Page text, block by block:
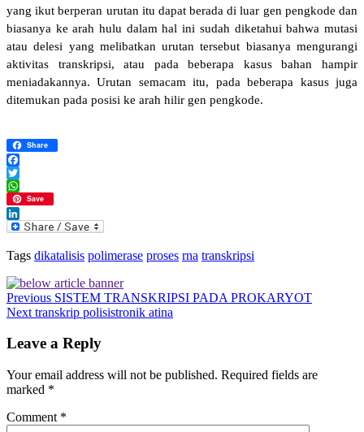
yang ikut berperan urutan itu dapat berada di luar gen pengkode dan
biasanya ke arah hulu dalam hal ini sudah diketahui bahwa mutasi
atau delesi yang melibatkan urutan tersebut biasanya mengurangi
aktivitas transkripsi, atau pada beberapa kasus bahan hampir
meniadakannya. Urutan semacam itu, pada beberapa kasus juga
ditemukan pada posisi ke arah hilir gen pengkode.
Share
Facebook
Twitter
WhatsApp
Save
LinkedIn
Tags dikatalisis polimerase proses rna transkripsi
Previous SISTEM TRANSKRIPSI PADA PROKARYOT
Next transkrip polisistronik atina
Leave a Reply
Your email address will not be published. Required fields are
marked *
Comment *